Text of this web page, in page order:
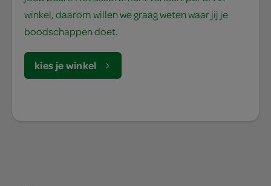
winkel, daarom willen we graag weten waar jij je
boodschappen doet.
kies je winkel